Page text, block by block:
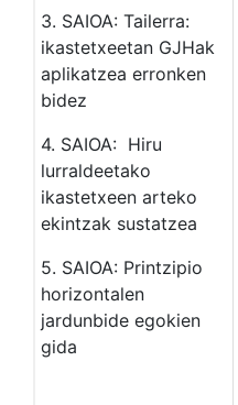
3. SAIOA: Tailerra:
ikastetxeetan GJHak
aplikatzea erronken
bidez
4. SAIOA: Hiru
lurraldeetako
ikastetxeen arteko
ekintzak sustatzea
5. SAIOA: Printzipio
horizontalen
jardunbide egokien
gida